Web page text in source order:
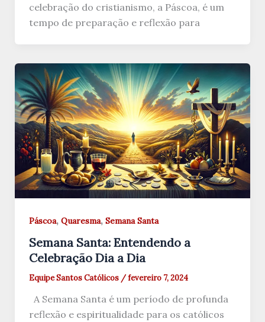
celebração do cristianismo, a Páscoa, é um
tempo de preparação e reflexão para
Páscoa, Quaresma, Semana Santa
Semana Santa: Entendendo a
Celebração Dia a Dia
Equipe Santos Católicos /fevereiro 7, 2024
A Semana Santa é um período de profunda
reflexão e espiritualidade para os católicos